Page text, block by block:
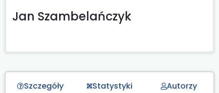
Jan Szambelańczyk
Szczegóły Statystyki Autorzy